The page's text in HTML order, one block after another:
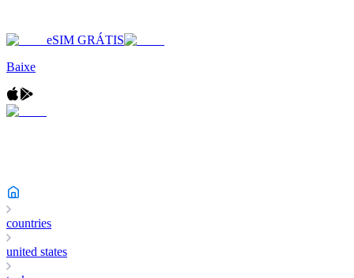
eSIM GRÁTIS
Baixe
countries
united states